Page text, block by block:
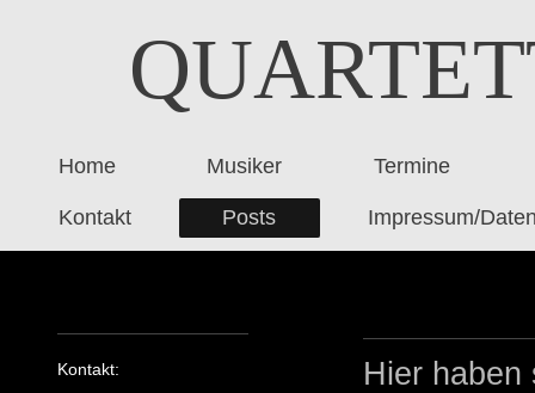
Home Musiker Termine
Kontakt Posts Impressum/
Hier haben
Kontakt: